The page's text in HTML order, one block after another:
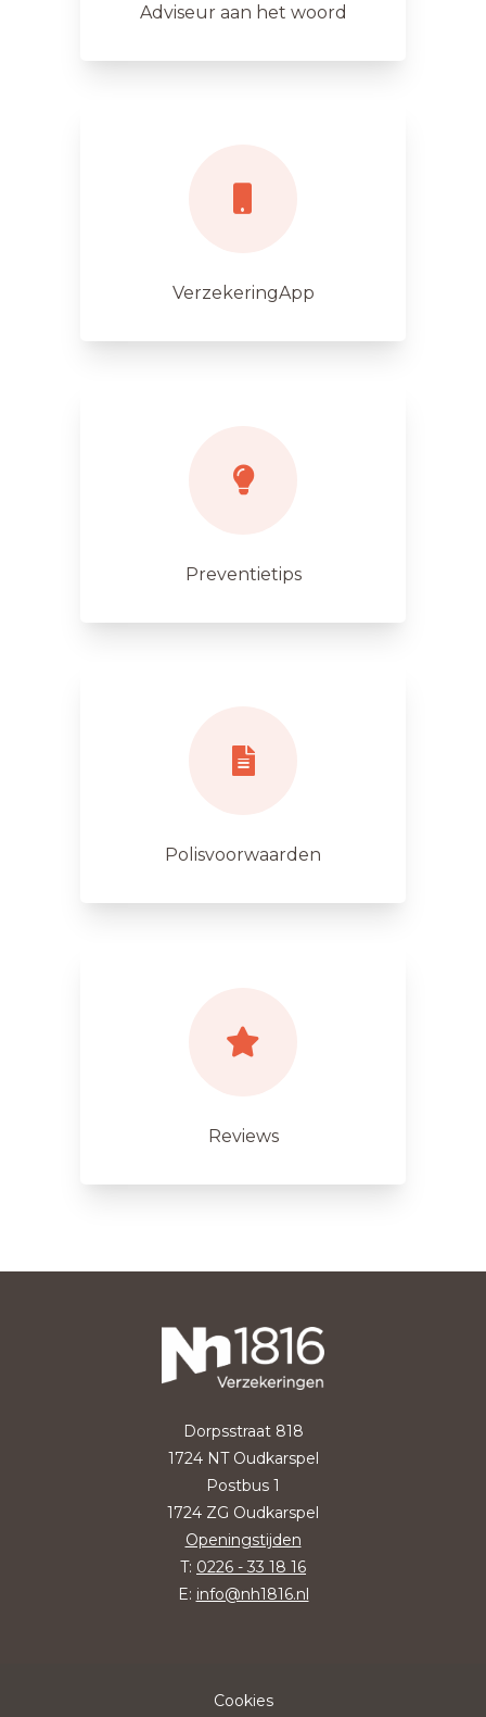
Adviseur aan het woord
VerzekeringApp
Preventietips
Polisvoorwaarden
Reviews
Dorpsstraat 818
1724 NT Oudkarspel
Postbus 1
1724 ZG Oudkarspel
Openingstijden
T: 0226 - 33 18 16
E: info@nh1816.nl
Cookies